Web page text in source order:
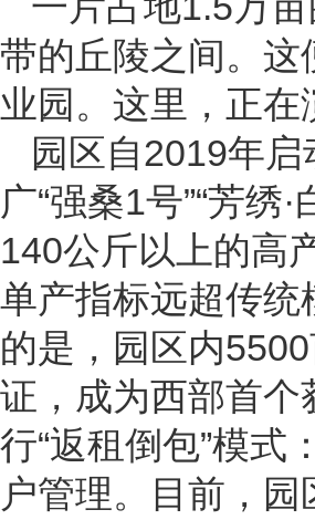
带的丘陵之间。
业园。这里，正在
园区自2019年
广“强桑1号”“芳
140公斤以上的高
单产指标远超传
的是，园区内
证，成为西部首
行“返租倒包”模式
户管理。目前，